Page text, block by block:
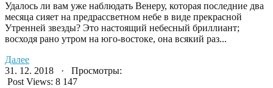
Удалось ли вам уже наблюдать Венеру, которая последние два
месяца сияет на предрассветном небе в виде прекрасной
Утренней звезды? Это настоящий небесный бриллиант;
восходя рано утром на юго-востоке, она всякий раз...
Далее
31. 12. 2018 · Просмотры:
Post Views: 8 147